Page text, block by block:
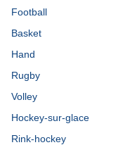
Football
Basket
Hand
Rugby
Volley
Hockey-sur-glace
Rink-hockey